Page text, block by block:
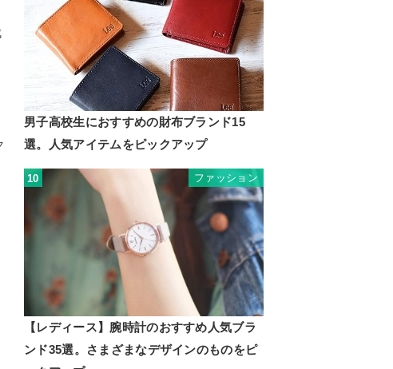
男子高校生におすすめの財布ブランド15
選。人気アイテムをピックアップ
10 ファッション
【レディース】腕時計のおすすめ人気ブラ
ンド35選。さまざまなデザインのものをピ